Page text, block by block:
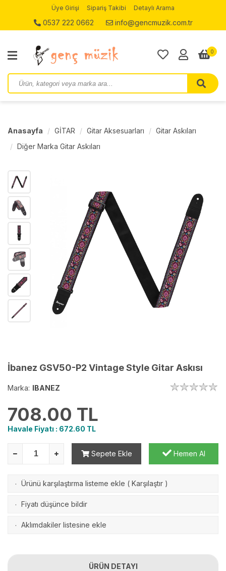
Üye Girişi Sipariş Takibi Detaylı Arama
0537 222 0662 info@gencmuzik.com.tr
0
Anasayfa GİTAR Gitar Aksesuarları
Gitar Askıları
Diğer Marka Gitar Askıları
İbanez GSV50-P2 Vintage Style Gitar Askısı
Marka: IBANEZ
708.00 TL
Havale Fiyatı : 672.60 TL
Sepete Ekle Hemen Al
· Ürünü karşılaştırma listeme ekle ( Karşılaştır )
· Fiyatı düşünce bildir
· Aklımdakiler listesine ekle
ÜRÜN DETAYI